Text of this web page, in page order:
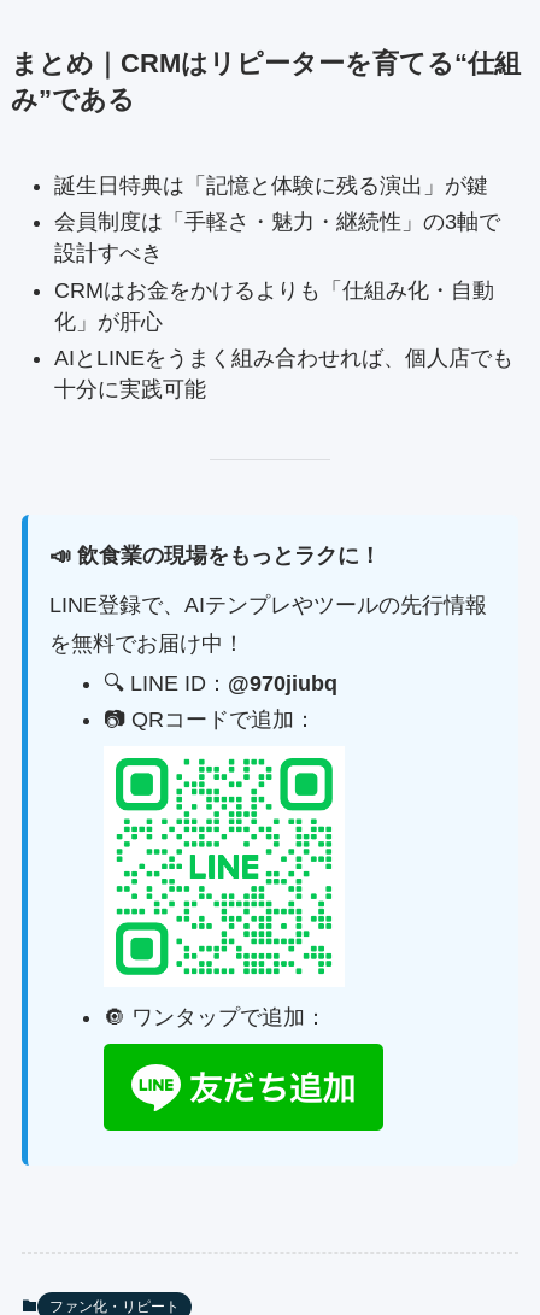
まとめ｜CRMはリピーターを育てる“仕組
み”である
誕生日特典は「記憶と体験に残る演出」が鍵
会員制度は「手軽さ・魅力・継続性」の3軸で
設計すべき
CRMはお金をかけるよりも「仕組み化・自動
化」が肝心
AIとLINEをうまく組み合わせれば、個人店でも
十分に実践可能
📣 飲食業の現場をもっとラクに！
LINE登録で、AIテンプレやツールの先行情報
を無料でお届け中！
🔍 LINE ID： @970jiubq
📷 QRコードで追加：
🔘 ワンタップで追加：
ファン化・リピート